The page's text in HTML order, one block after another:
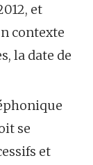
et
contexte
la date de
se
et